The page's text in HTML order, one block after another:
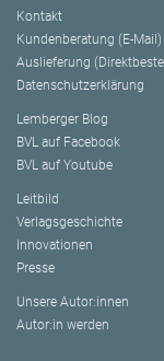
Kontakt
Kundenberatung (E-Mail)
Auslieferung
Datenschutzerklärung
Lemberger Blog
BVL auf Facebook
BVL auf Youtube
Leitbild
Verlagsgeschichte
Innovationen
Presse
Unsere Autor:innen
Autor:in werden